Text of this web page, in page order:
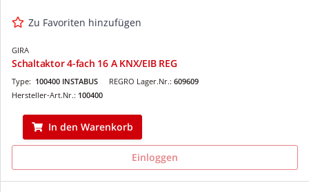
Zu Favoriten hinzufügen
GIRA
Schaltaktor 4-fach 16 A KNX/EIB REG
REGRO Lager.Nr.: 609609
Type: 100400 INSTABUS
Hersteller-Art.Nr.: 100400
In den Warenkorb
Einloggen